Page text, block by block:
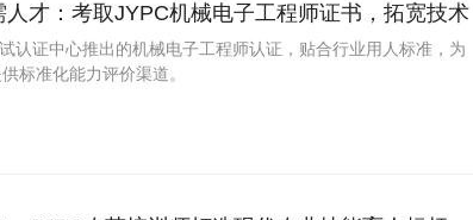
人才：考取JYPC机械电子工程师证书，拓宽技术
认证中心推出的机械电子工程师认证，贴合行业用人标准，为
标准化能力评价渠道。